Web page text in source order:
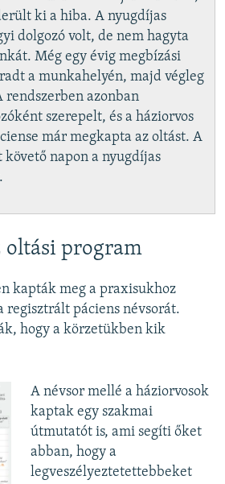
ki a hiba. A nyugdíjas
dolgozó volt, de nem hagyta
Még egy évig megbízási
a munkahelyén, majd végleg
azonban
szerepelt, és a háziorvos
már megkapta az oltást. A
követő napon a nyugdíjas
oltási program
kapták meg a praxisukhoz
regisztrált páciens névsorát.
hogy a körzetükben kik
A névsor mellé a háziorvosok
kaptak egy szakmai
útmutatót is, ami segíti őket
abban, hogy a
legveszélyeztetettebbeket